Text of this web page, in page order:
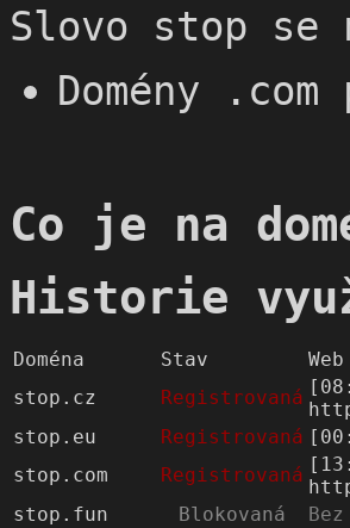
Slovo stop se
Domény .com
Co je na
Historie
Doména Stav
Web
stop.cz
Registrovaná
stop.eu
Registrovaná
stop.com
Registrovaná
stop.fun
Blokovaná
Bez